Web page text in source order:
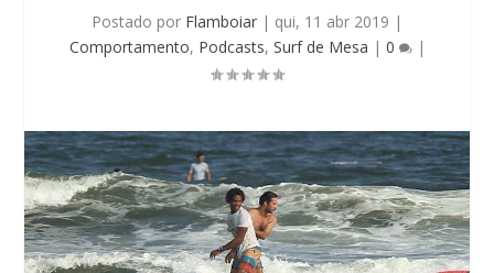
Postado por Flamboiar | qui, 11 abr 2019 |
Comportamento, Podcasts, Surf de Mesa | 0 |